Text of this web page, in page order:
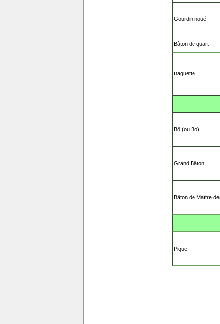
Gourdin noué
Bâton de quart
Baguette
Bô (ou Bo)
Grand Bâton
Bâton de Maître
Pique